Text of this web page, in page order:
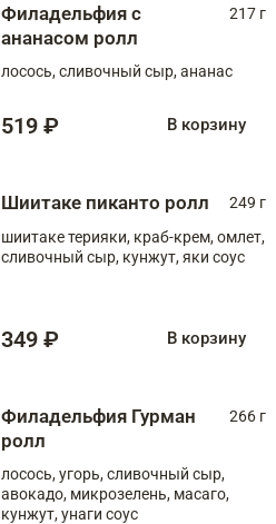
Филадельфия с
ананасом ролл
217 г
лосось, сливочный сыр, ананас
519 ₽ В корзину
Шиитаке пиканто ролл
249 г
шиитаке терияки, краб-крем, омлет,
сливочный сыр, кунжут, яки соус
349 ₽ В корзину
Филадельфия Гурман
ролл
266 г
лосось, угорь, сливочный сыр,
авокадо, микрозелень, масаго,
кунжут, унаги соус